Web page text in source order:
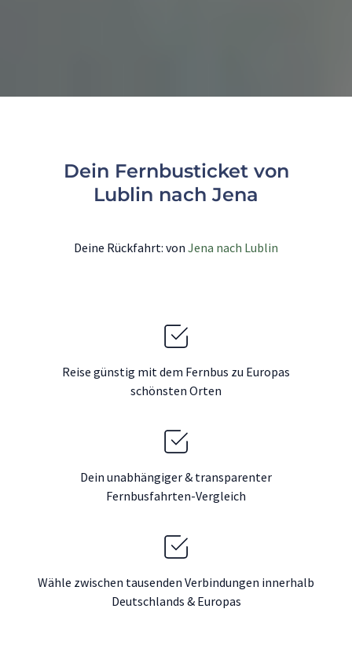
Dein Fernbusticket von
Lublin nach Jena
Deine Rückfahrt: von Jena nach Lublin
Reise günstig mit dem Fernbus zu Europas
schönsten Orten
Dein unabhängiger & transparenter
Fernbusfahrten-Vergleich
Wähle zwischen tausenden Verbindungen innerhalb
Deutschlands & Europas